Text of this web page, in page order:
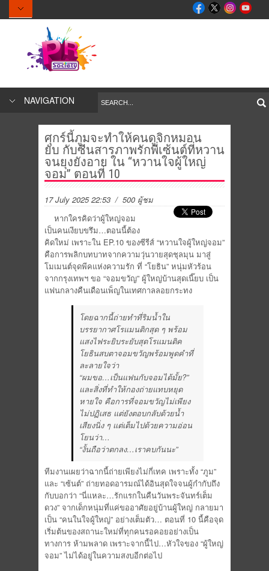
NAVIGATION
ศุกร์นี้ภูมจะทำให้คนดูจิกหมอน
ยับ กับซีนสารภาพรักพี่เซ้นต์ที่หวาน
จนยุงยังอาย ใน “หวานใจผู้ใหญ่
จอม” ตอนที่ 10
17 July 2025 22:53 / 500 ผู้ชม
หากใครคิดว่าผู้ใหญ่จอม
เป็นคนเงียบขรึม…ตอนนี้ต้อง
คิดใหม่ เพราะใน EP.10 ของซีรีส์ “หวานใจผู้ใหญ่จอม”
คือการพลิกบทบาทจากความวุ่นวายสุดชุลมุน มาสู่
โมเมนต์จุดพีคแห่งความรัก ที่ “โยธิน” หนุ่มหัวร้อน
จากกรุงเทพฯ ขอ “จอมขวัญ” ผู้ใหญ่บ้านสุดเนี๊ยบ เป็น
แฟนกลางคืนเดือนเพ็ญในเทศกาลลอยกระทง
โดยฉากนี้ถ่ายทำที่ริมน้ำใน
บรรยากาศโรแมนติกสุด ๆ พร้อม
แสงไฟระยิบระยับสุดโรแมนติค
โยธินสบตาจอมขวัญพร้อมพูดคำที่
ละลายใจว่า
“ผมขอ…เป็นแฟนกับจอมได้มั้ย?”
และสิ่งที่ทำให้กองถ่ายแทบหยุด
หายใจ คือการที่จอมขวัญไม่เพียง
ไม่ปฏิเสธ แต่ยังตอบกลับด้วยน้ำ
เสียงนิ่ง ๆ แต่เต็มไปด้วยความอ่อน
โยนว่า…
“งั้นถือว่าตกลง…เราคบกันนะ”
ทีมงานเผยว่าฉากนี้ถ่ายเพียงไม่กี่เทค เพราะทั้ง “ภูม”
และ “เซ้นต์” ถ่ายทอดอารมณ์ได้อินสุดใจจนผู้กำกับถึง
กับบอกว่า “นี่แหละ…รักแรกในคืนวันพระจันทร์เต็ม
ดวง” จากเด็กหนุ่มที่แค่ขออาศัยอยู่บ้านผู้ใหญ่ กลายมา
เป็น “คนในใจผู้ใหญ่” อย่างเต็มตัว… ตอนที่ 10 นี้คือจุด
เริ่มต้นของสถานะใหม่ที่ทุกคนรอคอยอย่างเป็น
ทางการ ห้ามพลาด เพราะจากนี้ไป…หัวใจของ “ผู้ใหญ่
จอม” ไม่ได้อยู่ในความสงบอีกต่อไป